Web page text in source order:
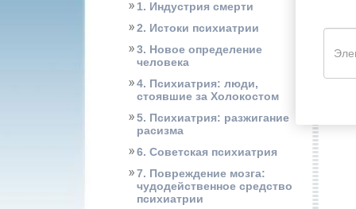
1. Индустрия смерти
2. Истоки психиатрии
3. Новое определение
человека
4. Психиатрия: люди,
стоявшие за Холокостом
5. Психиатрия: разжигание
расизма
6. Советская психиатрия
7. Повреждение мозга:
чудодейственное средство
психиатрии